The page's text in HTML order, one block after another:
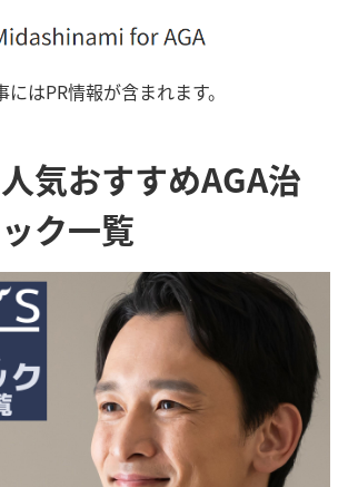
はPR情報が含まれます。
気おすすめAGA治
ク一覧